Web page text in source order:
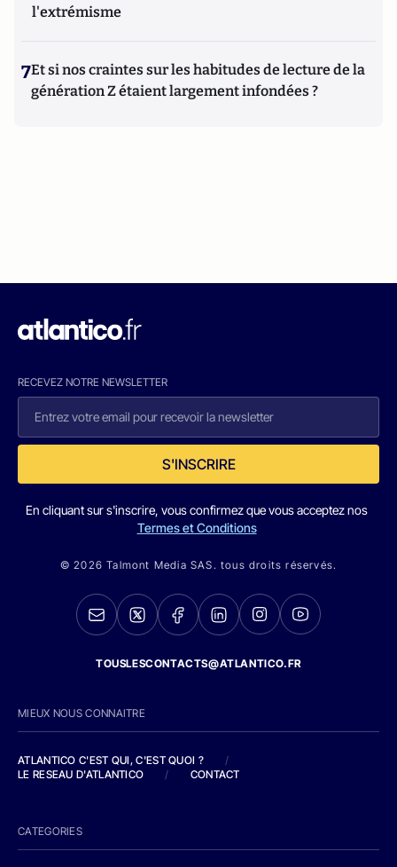
l'extrémisme
7Et si nos craintes sur les habitudes de lecture de la
génération Z étaient largement infondées ?
RECEVEZ NOTRE NEWSLETTER
S'INSCRIRE
En cliquant sur s'inscrire, vous confirmez que vous acceptez nos
Termes et Conditions
© 2026 Talmont Media SAS. tous droits réservés.
TOUSLESCONTACTS@ATLANTICO.FR
MIEUX NOUS CONNAITRE
ATLANTICO C'EST QUI, C'EST QUOI ?
/
LE RESEAU D'ATLANTICO
/ CONTACT
CATEGORIES